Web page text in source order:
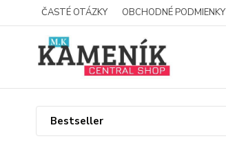
ČASTÉ OTÁZKY OBCHODNÉ PODMIENKY
Bestseller